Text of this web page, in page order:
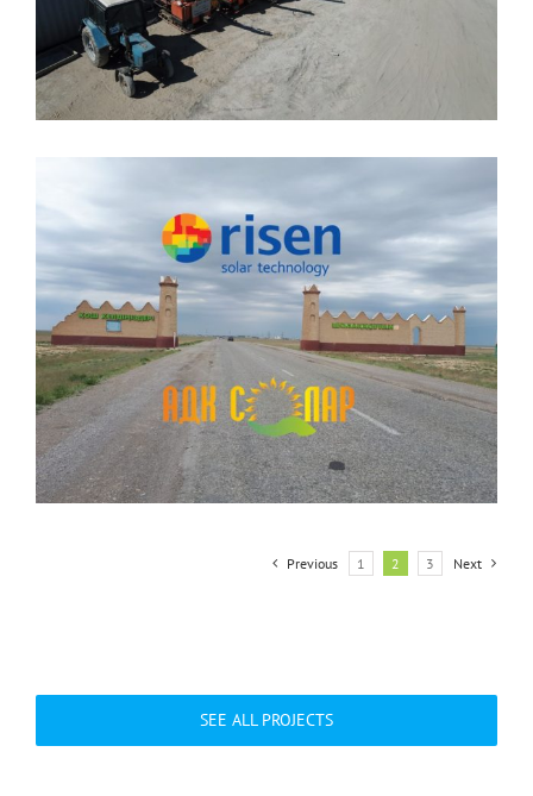
Previous 1 2 3 Next
SEE ALL PROJECTS